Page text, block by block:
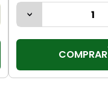
COMPRAR